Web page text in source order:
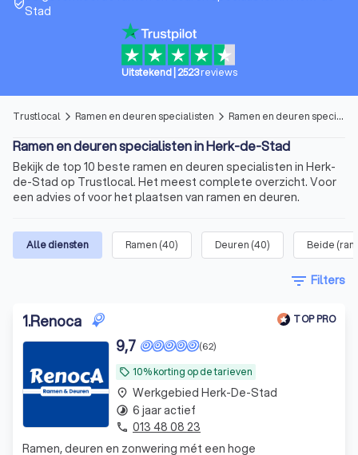
verified_userStad
Uitstekend| 2523 reviews
Trustlocal arrow_forward_ios Ramen en deuren specialisten arrow_forward_ios Ramen en deuren specialisten in Herk-de-Stad
Ramen en deuren specialisten in Herk-de-Stad
Bekijk de top 10 beste ramen en deuren specialisten in Herk-
de-Stad op Trustlocal. Het meest complete overzicht. Voor
een advies of voor het plaatsen van ramen en deuren.
Alle diensten Ramen (40) Deuren (40) Beide
filter_list Filters
1.Renoca TOP PRO
local_offer 10% korting op de tarieven
(62)
9,7
Ramen, deuren en zonwering mét een hoge
place Werkgebied Herk-De-Stad
timelapse 6 jaar actief
phone 013 48 08 23